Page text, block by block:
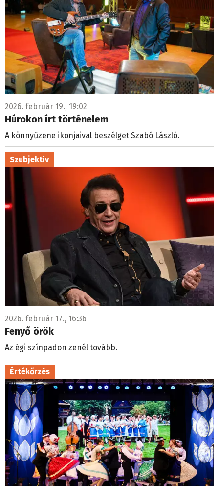
2026. február 19., 19:02
Húrokon írt történelem
A könnyűzene ikonjaival beszélget Szabó László.
Szubjektív
2026. február 17., 16:36
Fenyő örök
Az égi színpadon zenél tovább.
Értékőrzés